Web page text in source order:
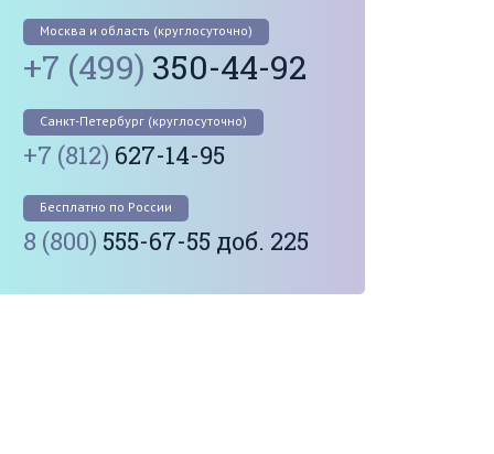
Москва и область (круглосуточно)
+7 (499) 350-44-92
Санкт-Петербург (круглосуточно)
+7 (812) 627-14-95
Бесплатно по России
8 (800) 555-67-55 доб. 225